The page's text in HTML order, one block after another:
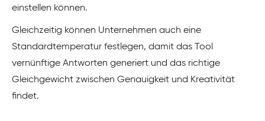
einstellen können.
Gleichzeitig können Unternehmen auch eine
Standardtemperatur festlegen, damit das Tool
vernünftige Antworten generiert und das richtige
Gleichgewicht zwischen Genauigkeit und Kreativität
findet.